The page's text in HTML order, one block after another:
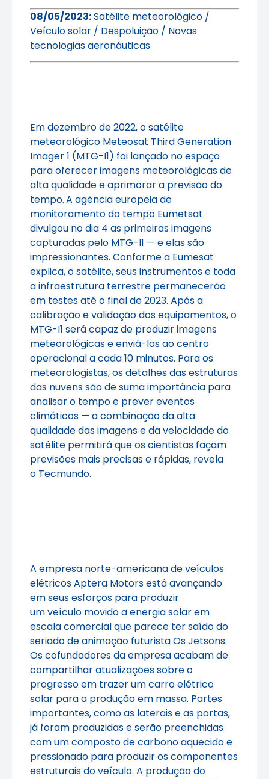
08/05/2023:Satélite meteorológico /
Veículo solar / Despoluição / Novas
tecnologias aeronáuticas
Em dezembro de 2022, o satélite
meteorológico Meteosat Third Generation
Imager 1 (MTG-I1) foi lançado no espaço
para oferecer imagens meteorológicas de
alta qualidade e aprimorar a previsão do
tempo.A agência europeia de
monitoramento do tempo Eumetsat
divulgou no dia 4 as primeiras imagens
capturadas pelo MTG-I1 — e elas são
impressionantes. Conforme a Eumesat
explica, o satélite, seus instrumentos e toda
a infraestrutura terrestre permanecerão
em testes até o final de 2023. Após a
calibração e validação dos equipamentos, o
MTG-I1 será capaz de produzir imagens
meteorológicas e enviá-las ao centro
operacional a cada 10 minutos. Para os
meteorologistas, os detalhes das estruturas
das nuvens são de suma importância para
analisar o tempo e prever eventos
climáticos — a combinação da alta
qualidade das imagens e da velocidade do
satélite permitirá que os cientistas façam
previsões mais precisas e rápidas, revela
o Tecmundo.
A empresa norte-americana de veículos
elétricos Aptera Motors está avançando
em seus esforços para produzir
um veículo movido a energia solar em
escala comercial que parece ter saído do
seriado de animação futurista Os Jetsons.
Os cofundadores da empresa acabam de
compartilhar atualizações sobre o
progresso em trazer um carro elétrico
solar para a produção em massa. Partes
importantes, como as laterais e as portas,
já foram produzidas e serão preenchidas
com um composto de carbono aquecido e
pressionado para produzir os componentes
estruturais do veículo. A produção do